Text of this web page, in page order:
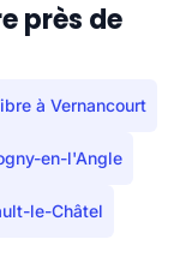
près de
à Vernancourt
en-l'Angle
le-Châtel